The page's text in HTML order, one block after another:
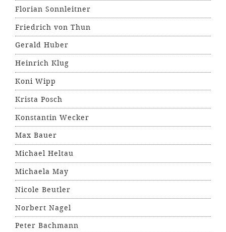
Florian Sonnleitner
Friedrich von Thun
Gerald Huber
Heinrich Klug
Koni Wipp
Krista Posch
Konstantin Wecker
Max Bauer
Michael Heltau
Michaela May
Nicole Beutler
Norbert Nagel
Peter Bachmann